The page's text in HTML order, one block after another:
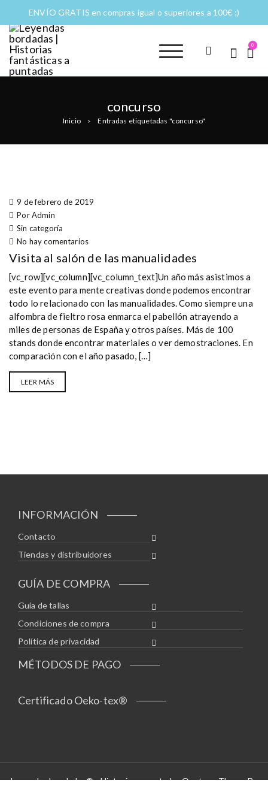
ENVÍO GRATIS en compras igual o superiores a 100€ ;)
0
concurso
Inicio > Entradas etiquetadas "concurso"
9 de febrero de 2019
Por Admin
Sin categoría
No hay comentarios
Visita al salón de las manualidades
[vc_row][vc_column][vc_column_text]Un año más asistimos a
este evento para mente creativas donde podemos encontrar
todo lo relacionado con las manualidades. Como siempre una
alfombra de fieltro rosa enmarca el pabellón atrayendo a
miles de personas de España y otros países. Más de 100
stands donde encontrar materiales o ver demostraciones. En
comparación con el año pasado, […]
LEER MÁS
INFORMACIÓN
Contacto
Tiendas y distribuidores
GUÍA DE COMPRA
Guía de tallas
Condiciones de compra
Política de privacidad
MÉTODOS DE PAGO
Certificado Oeko-tex®
Leyendas bordadas® - Historias a puntadas Opstore Theme By